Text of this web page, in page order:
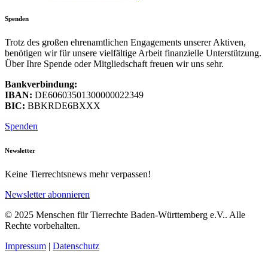
Spenden
Trotz des großen ehrenamtlichen Engagements unserer Aktiven,
benötigen wir für unsere vielfältige Arbeit finanzielle Unterstützung.
Über Ihre Spende oder Mitgliedschaft freuen wir uns sehr.
Bankverbindung:
IBAN: DE60603501300000022349
BIC: BBKRDE6BXXX
Spenden
Newsletter
Keine Tierrechtsnews mehr verpassen!
Newsletter abonnieren
© 2025 Menschen für Tierrechte Baden-Württemberg e.V.. Alle
Rechte vorbehalten.
Impressum | Datenschutz